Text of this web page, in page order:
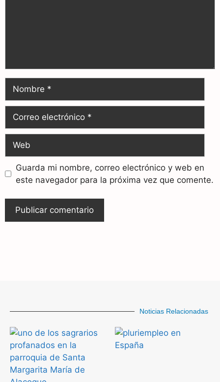
Guarda mi nombre, correo electrónico y web en
este navegador para la próxima vez que comente.
Noticias Relacionadas